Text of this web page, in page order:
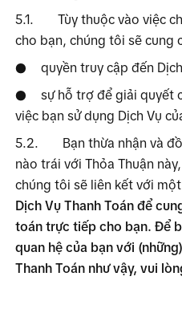
5.1.
Tùy thuộc vào việc
cho bạn, chúng tôi sẽ cung
● quyền truy cập đến
●
sự hỗ trợ để giải quyết
việc bạn sử dụng Dịch Vụ
5.2.
Bạn thừa nhận và
nào trái với Thỏa Thuận
chúng tôi sẽ liên kết với
Dịch Vụ Thanh Toán để
toán trực tiếp cho bạn. Để
quan hệ của bạn với
Thanh Toán như vậy, vui